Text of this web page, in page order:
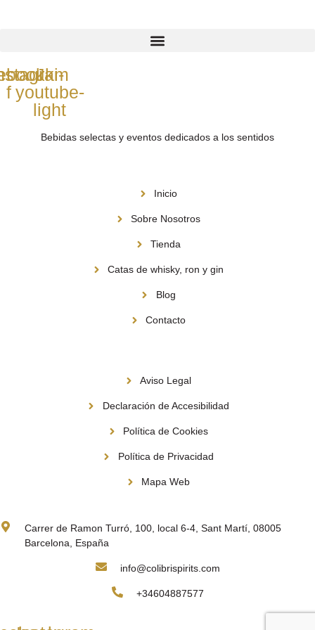
f
Jki-
youtube-
light
Bebidas selectas y eventos dedicados a los sentidos
Inicio
Sobre Nosotros
Tienda
Catas de whisky, ron y gin
Blog
Contacto
Aviso Legal
Declaración de Accesibilidad
Política de Cookies
Política de Privacidad
Mapa Web
Carrer de Ramon Turró, 100, local 6-4, Sant Martí, 08005
Barcelona, España
info@colibrispirits.com
+34604887577